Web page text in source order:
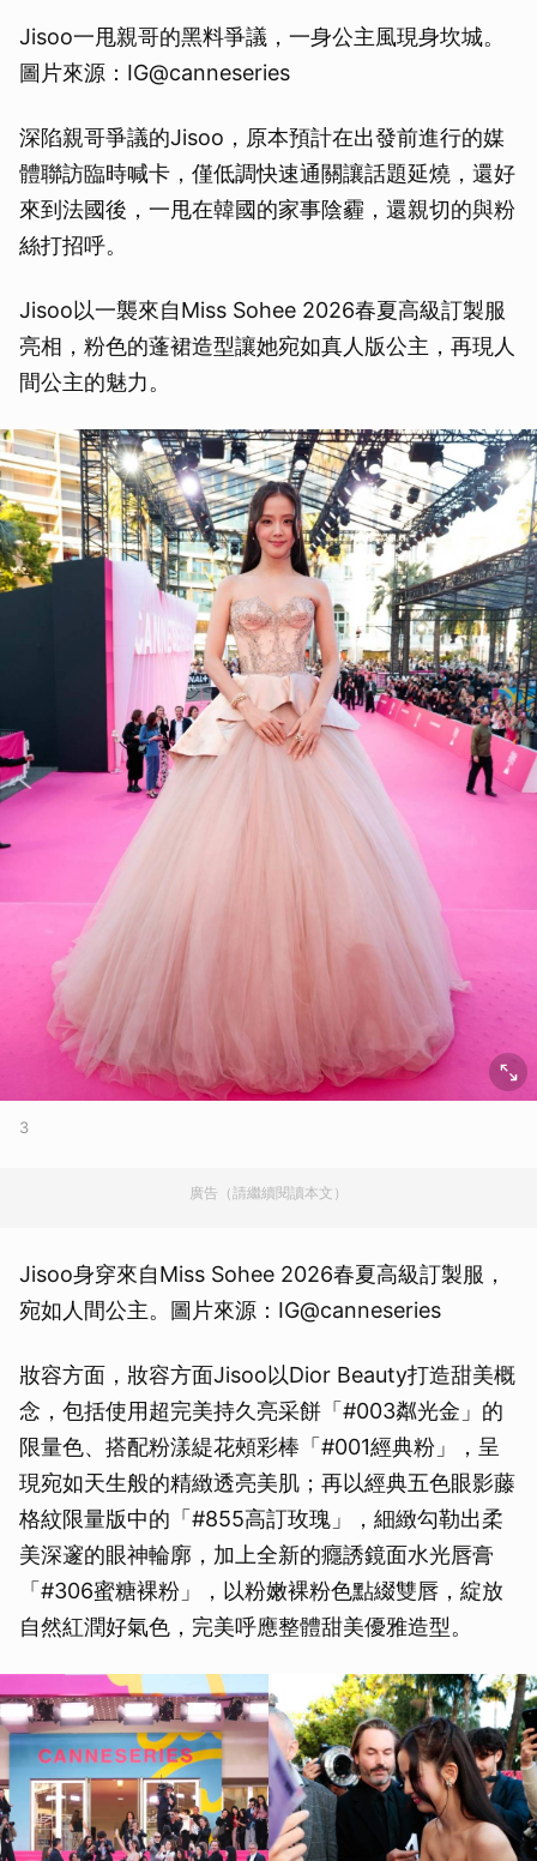
Jisoo一甩親哥的黑料爭議，一身公主風現身坎城。
圖片來源：IG@canneseries
深陷親哥爭議的Jisoo，原本預計在出發前進行的媒
體聯訪臨時喊卡，僅低調快速通關讓話題延燒，還好
來到法國後，一甩在韓國的家事陰霾，還親切的與粉
絲打招呼。
Jisoo以一襲來自Miss Sohee 2026春夏高級訂製服
亮相，粉色的蓬裙造型讓她宛如真人版公主，再現人
間公主的魅力。
3
廣告（請繼續閱讀本文）
Jisoo身穿來自Miss Sohee 2026春夏高級訂製服，
宛如人間公主。圖片來源：IG@canneseries
妝容方面，妝容方面Jisoo以Dior Beauty打造甜美概
念，包括使用超完美持久亮采餅「#003粼光金」的
限量色、搭配粉漾緹花頰彩棒「#001經典粉」，呈
現宛如天生般的精緻透亮美肌；再以經典五色眼影藤
格紋限量版中的「#855高訂玫瑰」，細緻勾勒出柔
美深邃的眼神輪廓，加上全新的癮誘鏡面水光唇膏
「#306蜜糖裸粉」，以粉嫩裸粉色點綴雙唇，綻放
自然紅潤好氣色，完美呼應整體甜美優雅造型。